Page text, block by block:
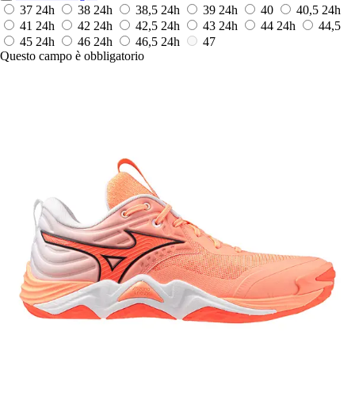
37 24h 38 24h 38,5 24h 39 24h 40 40,5 24h
41 24h 42 24h 42,5 24h 43 24h 44 24h
44,5
45 24h 46 24h 46,5 24h
47
Questo campo è obbligatorio